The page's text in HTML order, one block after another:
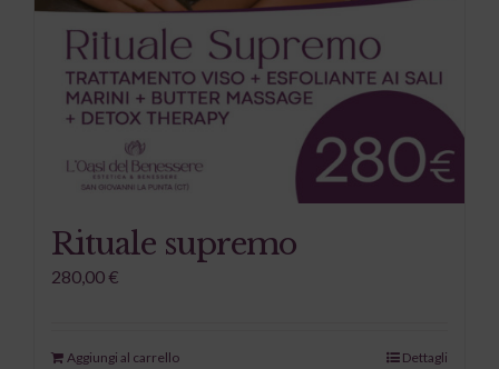
Rituale supremo
280,00 €
Aggiungi al carrello Dettagli